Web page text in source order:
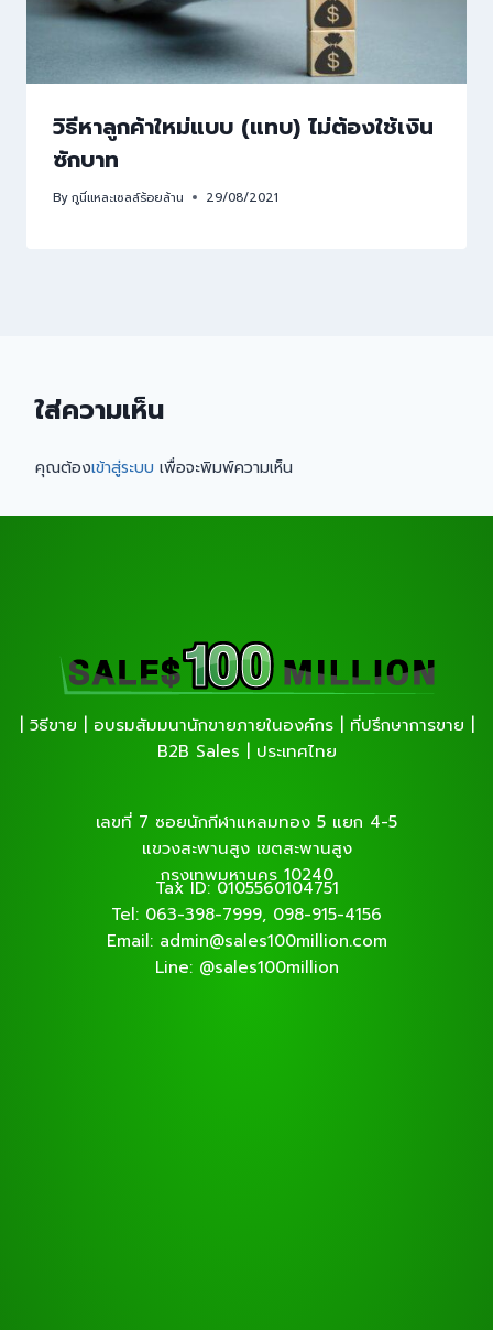
วิธีหาลูกค้าใหม่แบบ (แทบ) ไม่ต้องใช้เงิน
ซักบาท
Byกูนี่แหละเซลล์ร้อยล้าน 29/08/2021
ใส่ความเห็น
คุณต้องเข้าสู่ระบบ เพื่อจะพิมพ์ความเห็น
| วิธีขาย | อบรมสัมมนานักขายภายในองค์กร | ที่ปรึกษาการขาย |
B2B Sales | ประเทศไทย
เลขที่ 7 ซอยนักกีฬาแหลมทอง 5 แยก 4-5
แขวงสะพานสูง เขตสะพานสูง
กรุงเทพมหานคร 10240
Tax ID: 0105560104751
Tel: 063-398-7999, 098-915-4156
Email: admin@sales100million.com
Line: @sales100million